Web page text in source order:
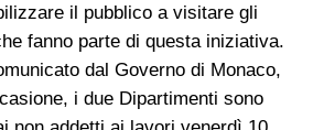
il pubblico a visitare gli
fanno parte di questa iniziativa.
dal Governo di Monaco,
i due Dipartimenti sono